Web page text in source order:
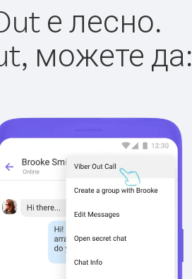
е лесно.
можете да: